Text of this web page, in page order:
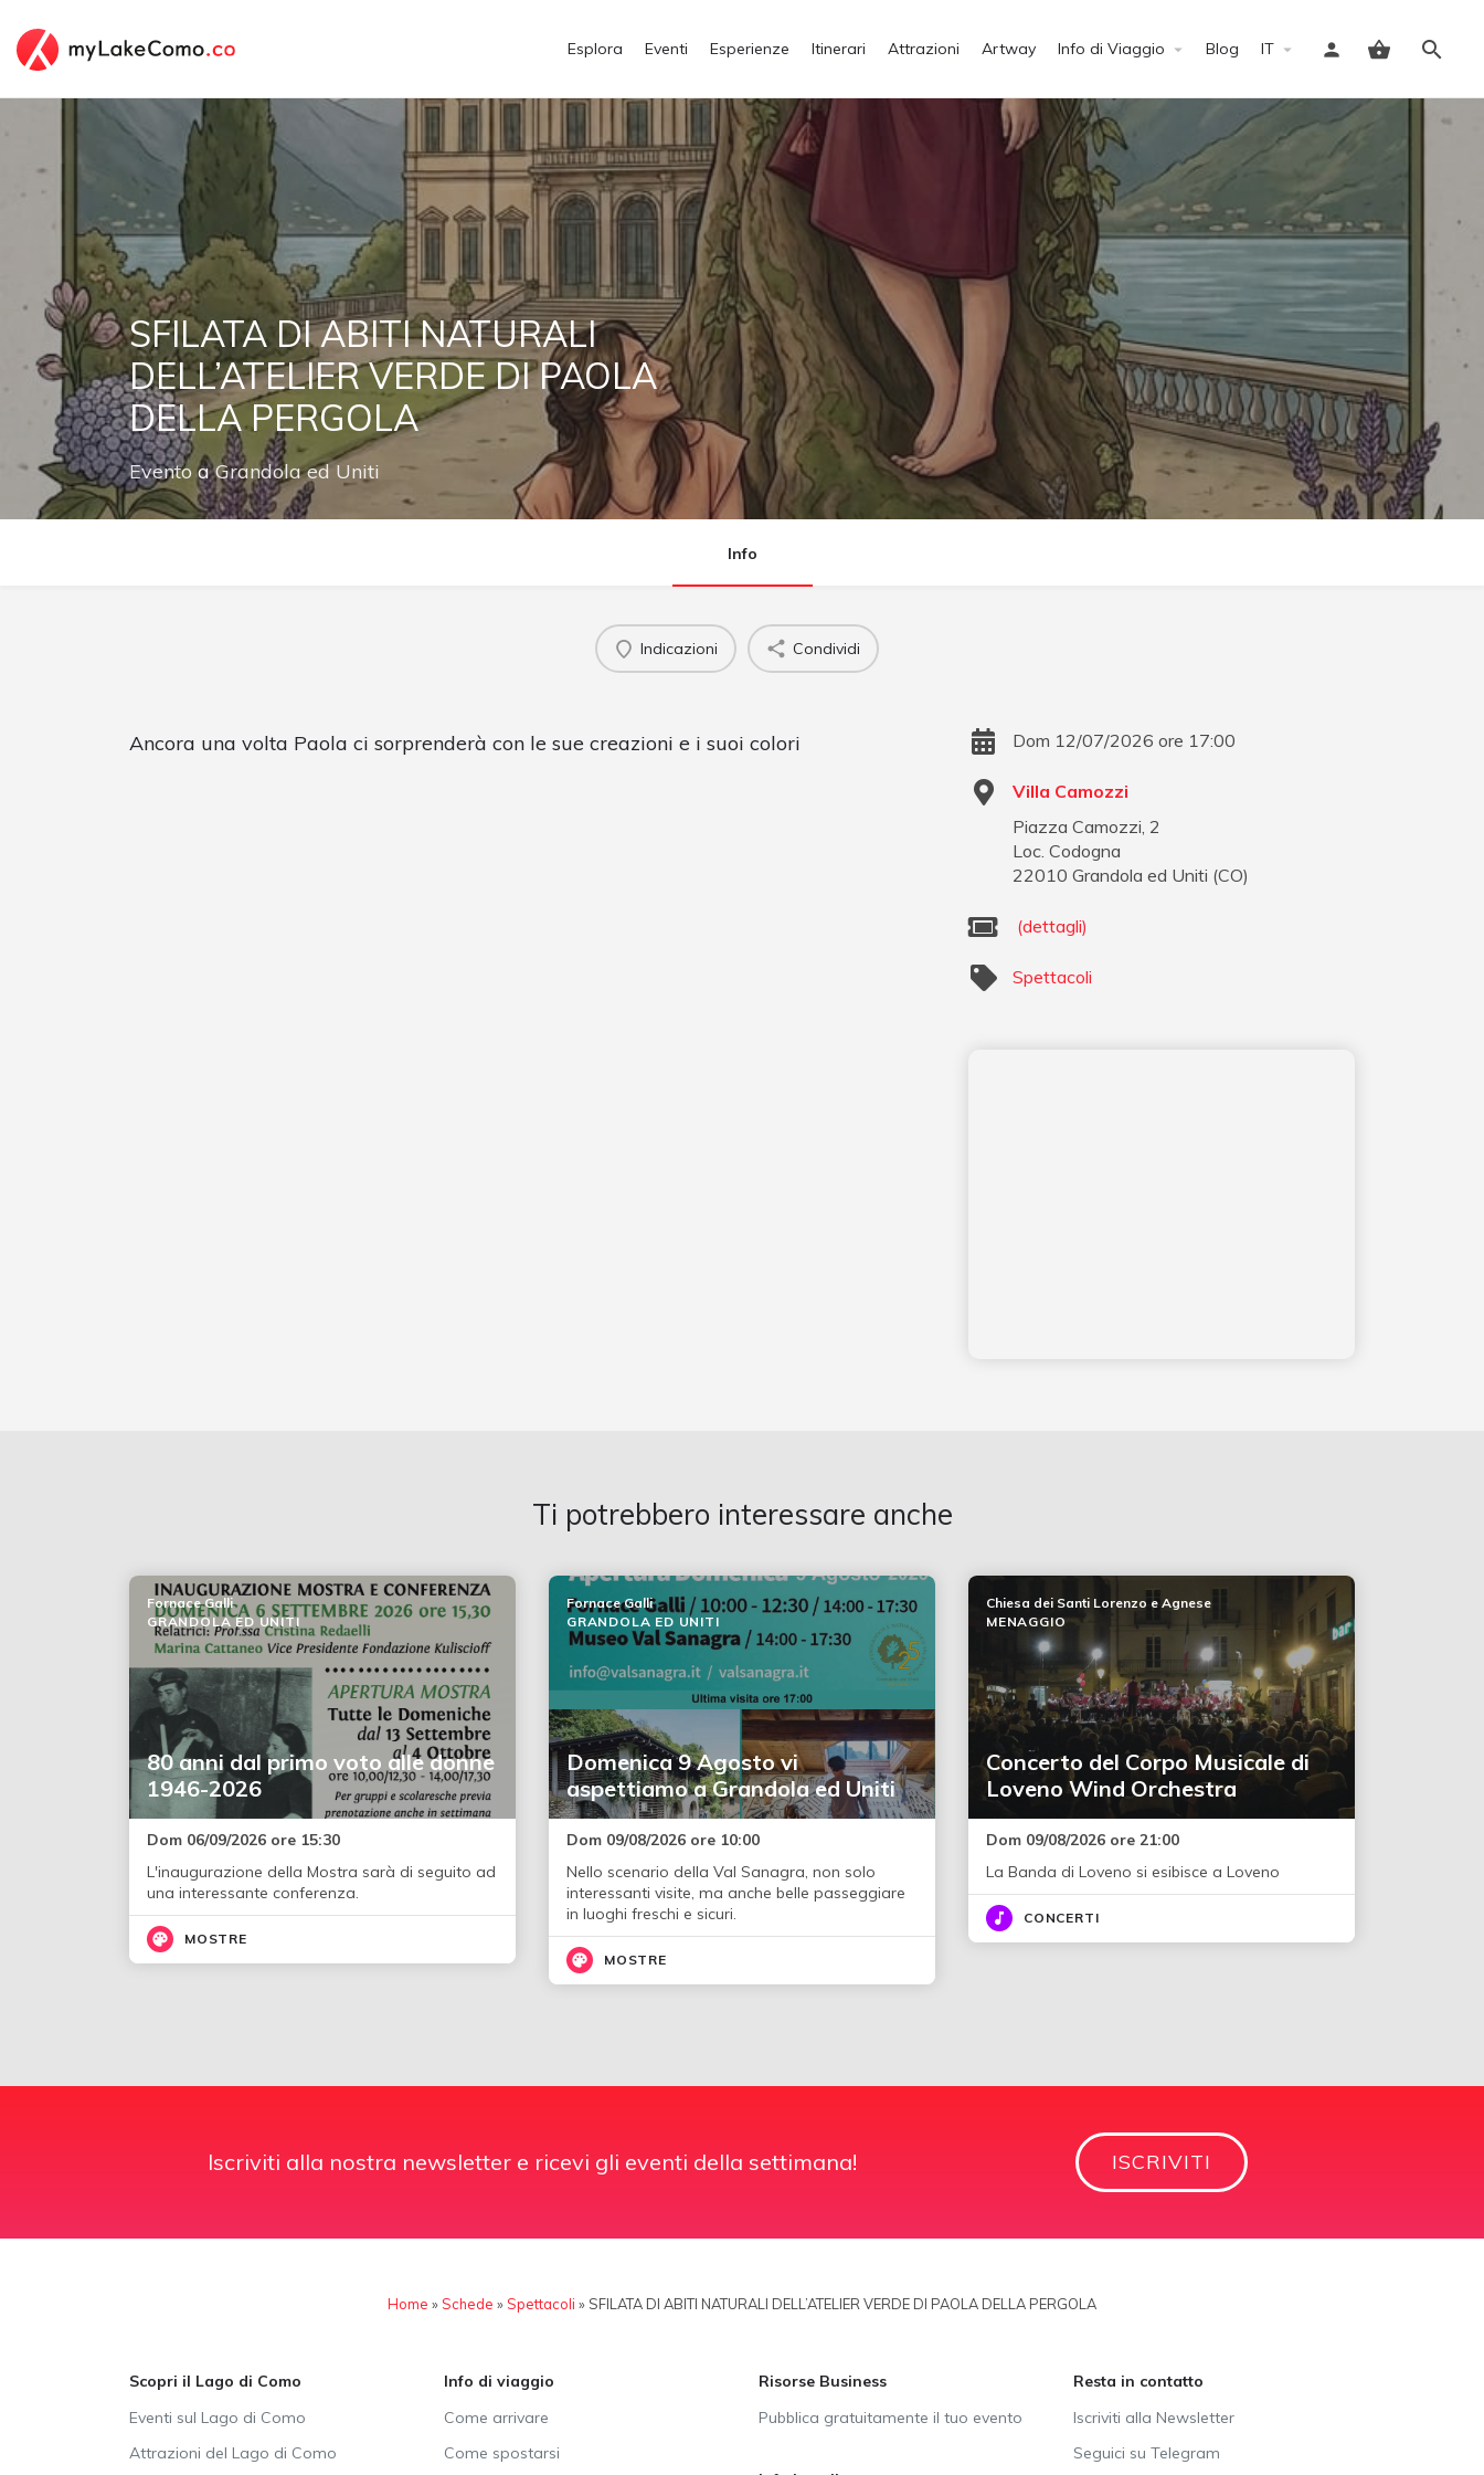
Esplora Eventi Esperienze Itinerari Attrazioni Artway Info di Viaggio Blog IT
Accedi
SFILATA DI ABITI NATURALI
DELL’ATELIER VERDE DI PAOLA
DELLA PERGOLA
EventoaGrandola ed Uniti
Info
Indicazioni Condividi
Ancora una volta Paola ci sorprenderà con le sue creazioni e i suoi colori Dom 12/07/2026 ore 17:00
Villa Camozzi
Piazza Camozzi, 2
Loc. Codogna
22010 Grandola ed Uniti (CO)
(dettagli)
Spettacoli
Ti potrebbero interessare anche
80 anni dal primo voto alle donne
1946-2026
Fornace Galli
GRANDOLA ED UNITI
Dom 06/09/2026 ore 15:30
L'inaugurazione della Mostra sarà di seguito ad
una interessante conferenza.
MOSTRE
Domenica 9 Agosto vi
aspettiamo a Grandola ed Uniti
Fornace Galli
GRANDOLA ED UNITI
Dom 09/08/2026 ore 10:00
Nello scenario della Val Sanagra, non solo
interessanti visite, ma anche belle passeggiare
in luoghi freschi e sicuri.
MOSTRE
Concerto del Corpo Musicale di
Loveno Wind Orchestra
Chiesa dei Santi Lorenzo e Agnese
MENAGGIO
Dom 09/08/2026 ore 21:00
La Banda di Loveno si esibisce a Loveno
CONCERTI
Iscriviti alla nostra newsletter e ricevi gli eventi della settimana! ISCRIVITI
Home »Schede »Spettacoli » SFILATA DI ABITI NATURALI DELL’ATELIER VERDE DI PAOLA DELLA PERGOLA
Scopri il Lago di Como
Eventi sul Lago di Como
Attrazioni del Lago di Como
Info di viaggio
Come arrivare
Come spostarsi
Risorse Business
Pubblica gratuitamente il tuo evento
Resta in contatto
Iscriviti alla Newsletter
Seguici su Telegram